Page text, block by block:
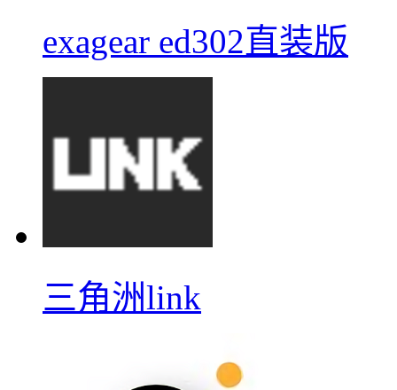
exagear ed302直装版
三角洲link